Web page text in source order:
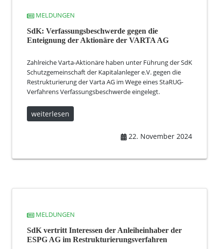
MELDUNGEN
SdK: Verfassungsbeschwerde gegen die
Enteignung der Aktionäre der VARTA AG
Zahlreiche Varta-Aktionäre haben unter Führung der SdK
Schutzgemeinschaft der Kapitalanleger e.V. gegen die
Restrukturierung der Varta AG im Wege eines StaRUG-
Verfahrens Verfassungsbeschwerde eingelegt.
weiterlesen
22. November 2024
MELDUNGEN
SdK vertritt Interessen der Anleiheinhaber der
ESPG AG im Restrukturierungsverfahren